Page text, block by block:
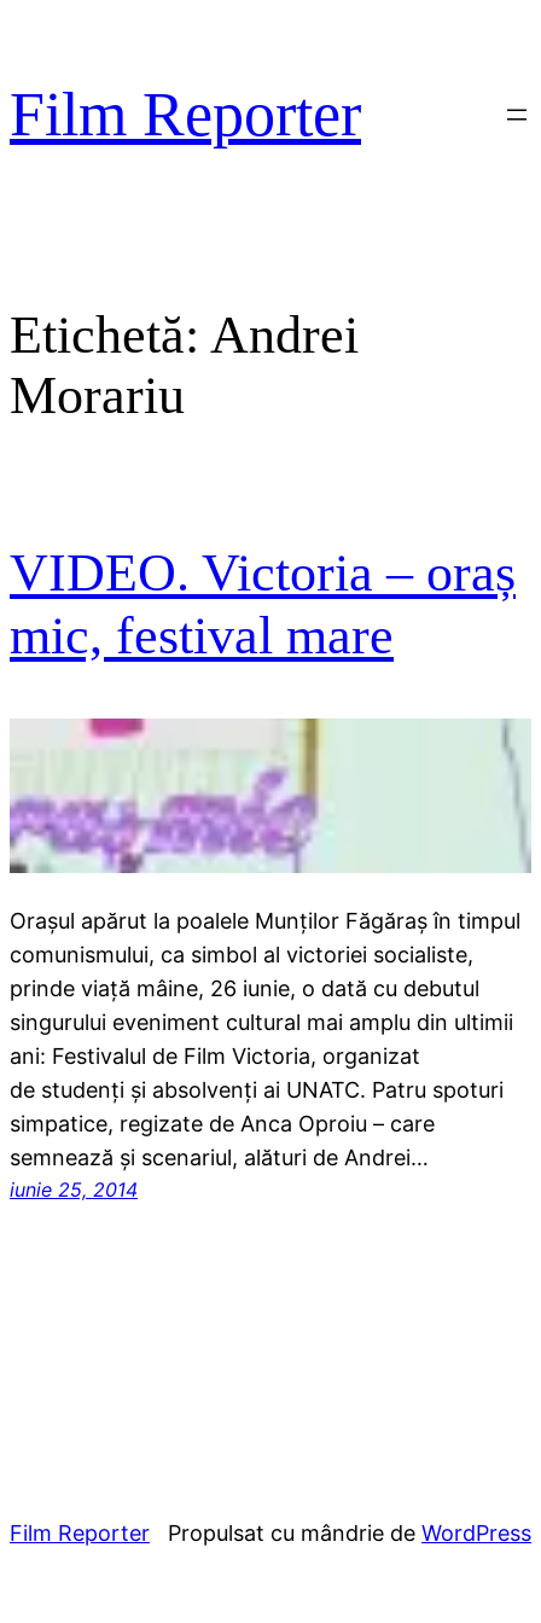
conținut
Film Reporter
Etichetă: Andrei
Morariu
VIDEO. Victoria – oraș
mic, festival mare
Orașul apărut la poalele Munților Făgăraș în timpul
comunismului, ca simbol al victoriei socialiste,
prinde viață mâine, 26 iunie, o dată cu debutul
singurului eveniment cultural mai amplu din ultimii
ani: Festivalul de Film Victoria, organizat
de studenți și absolvenți ai UNATC. Patru spoturi
simpatice, regizate de Anca Oproiu – care
semnează și scenariul, alături de Andrei…
iunie 25, 2014
Film Reporter Propulsat cu mândrie de WordPress